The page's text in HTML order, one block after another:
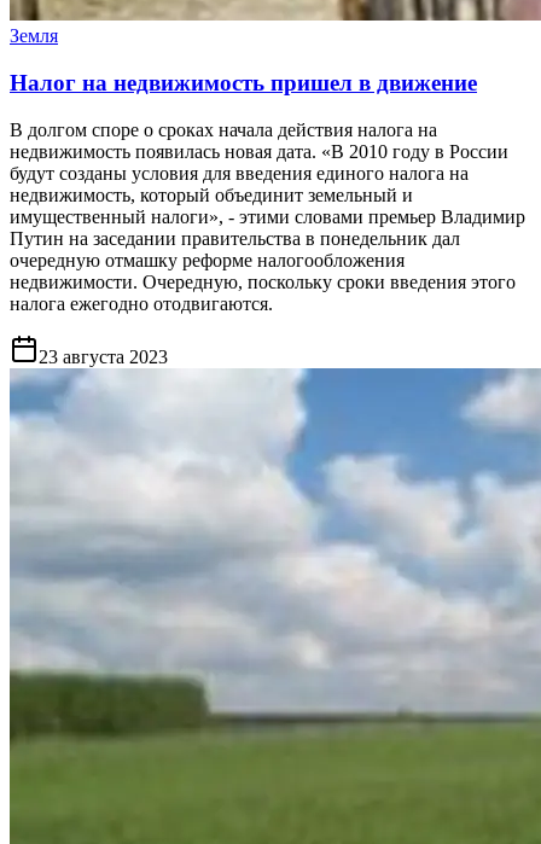
Земля
Налог на недвижимость пришел в движение
В долгом споре о сроках начала действия налога на
недвижимость появилась новая дата. «В 2010 году в России
будут созданы условия для введения единого налога на
недвижимость, который объединит земельный и
имущественный налоги», - этими словами премьер Владимир
Путин на заседании правительства в понедельник дал
очередную отмашку реформе налогообложения
недвижимости. Очередную, поскольку сроки введения этого
налога ежегодно отодвигаются.
23 августа 2023